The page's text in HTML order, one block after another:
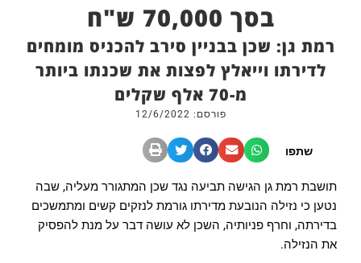
בסך 70,000 ש"ח
רמת גן: שכן בבניין סירב להכניס מומחים
לדירתו וייאלץ לפצות את שכנתו ביותר
מ-70 אלף שקלים
פורסם: 12/6/2022
שתפו
תושבת רמת גן הגישה תביעה נגד שכן המתגורר מעליה, שבה
נטען כי נזילה הנובעת מדירתו גורמת לנזקים קשים ומתמשכים
בדירתה, וחרף פניותיה, השכן לא עושה דבר על מנת להפסיק
את הנזילה.